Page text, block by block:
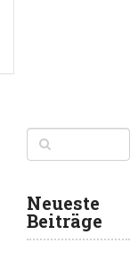
Neueste
Beiträge